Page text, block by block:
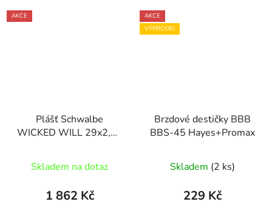
AKCE
Plášť Schwalbe
WICKED WILL 29x2,25
Skladem na dotaz
1 862 Kč
AKCE
VÝPRODEJ
Brzdové destičky BBB
BBS-45 Hayes+Promax
Skladem (2 ks)
229 Kč